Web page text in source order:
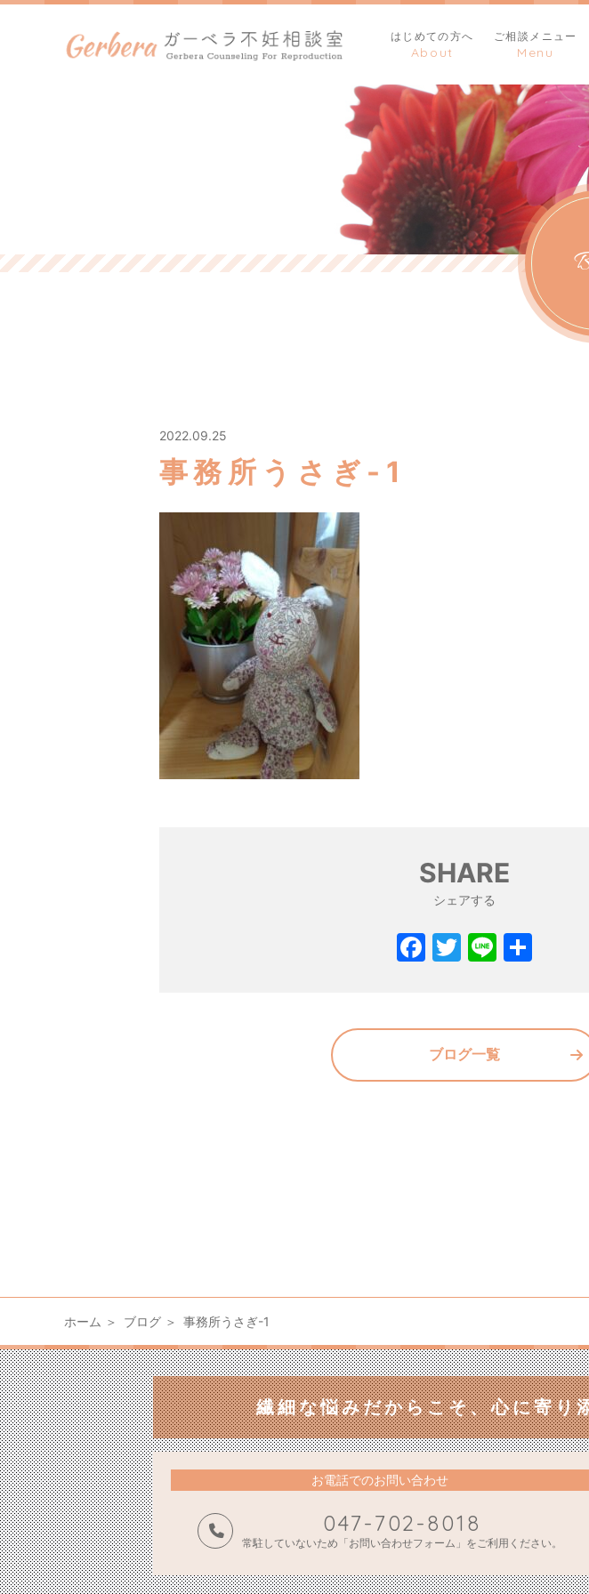
はじめての方へ ご相談メニュー
2022.09.25
事務所うさぎ-1
SHARE
シェアする
F
e
b
o
T
er
Li
ブログ一覧
ホーム ブログ 事務所うさぎ-1
繊細な悩みだからこそ、心に寄り
お電話でのお問い合わせ
047-702-8018
常駐していないため「お問い合わせフォーム」をご利用ください。